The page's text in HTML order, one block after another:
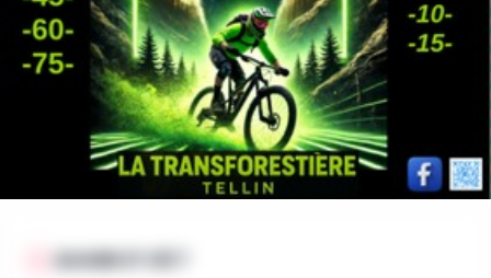
événements VTT & Marche.
Plusieurs parcours, douche,ravitaillement,bike-wash,
Garden party avec petit restauration, bière locale
Organisé par :Événements proposés par les citoyens
QUAND ET OÙ ?